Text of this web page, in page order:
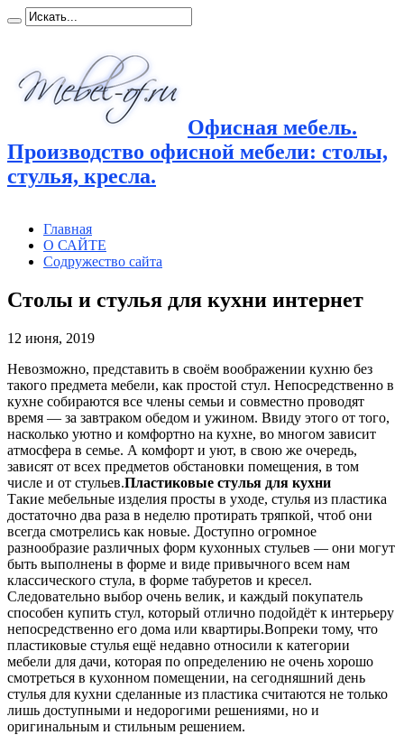
Офисная мебель.
Производство офисной мебели: столы,
стулья, кресла.
Главная
О САЙТЕ
Содружество сайта
Столы и стулья для кухни интернет
12 июня, 2019
Невозможно, представить в своём воображении кухню без
такого предмета мебели, как простой стул. Непосредственно в
кухне собираются все члены семьи и совместно проводят
время — за завтраком обедом и ужином. Ввиду этого от того,
насколько уютно и комфортно на кухне, во многом зависит
атмосфера в семье. А комфорт и уют, в свою же очередь,
зависят от всех предметов обстановки помещения, в том
числе и от стульев.Пластиковые стулья для кухни
Такие мебельные изделия просты в уходе, стулья из пластика
достаточно два раза в неделю протирать тряпкой, чтоб они
всегда смотрелись как новые. Доступно огромное
разнообразие различных форм кухонных стульев — они могут
быть выполнены в форме и виде привычного всем нам
классического стула, в форме табуретов и кресел.
Следовательно выбор очень велик, и каждый покупатель
способен купить стул, который отлично подойдёт к интерьеру
непосредственно его дома или квартиры.Вопреки тому, что
пластиковые стулья ещё недавно относили к категории
мебели для дачи, которая по определению не очень хорошо
смотреться в кухонном помещении, на сегодняшний день
стулья для кухни сделанные из пластика считаются не только
лишь доступными и недорогими решениями, но и
оригинальным и стильным решением.